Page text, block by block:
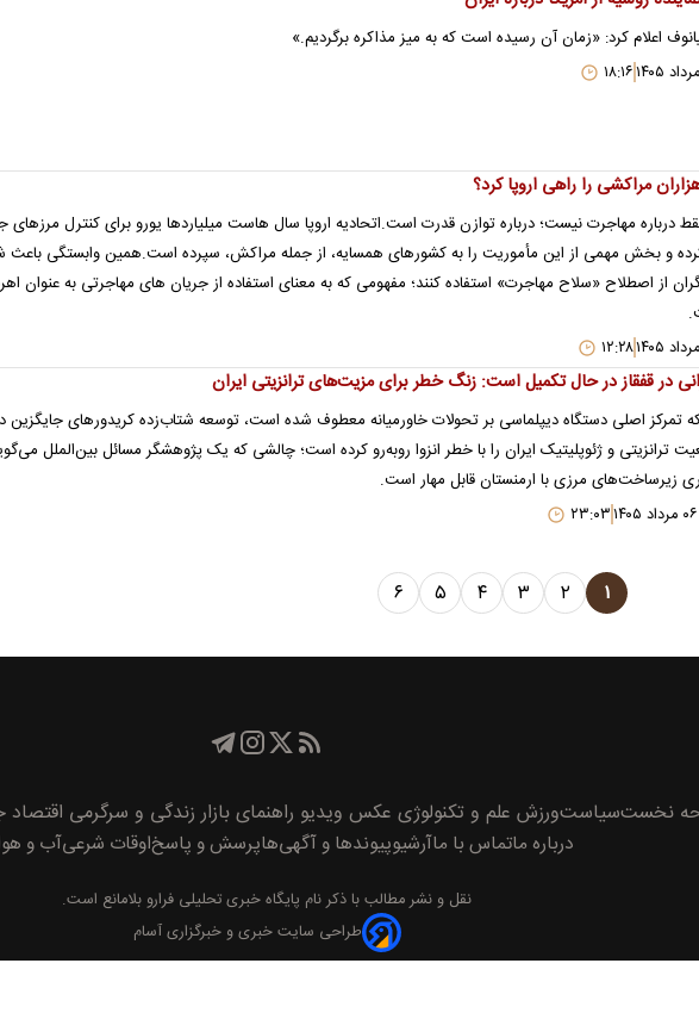
اعلام کرد: «زمان آن رسیده است که به میز مذاکره برگردیم.»
۱۸:۱۶
مراکشی را راهی اروپا کرد؟
درباره مهاجرت نیست؛ درباره توازن قدرت است.اتحادیه اروپا سال هاست میلیاردها یورو برای کنترل مرزهای
و بخش مهمی از این مأموریت را به کشورهای همسایه، از جمله مراکش، سپرده است.همین وابستگی باعث
از اصطلاح «سلاح مهاجرت» استفاده کنند؛ مفهومی که به معنای استفاده از جریان های مهاجرتی به عنوان
۱۲:۲۸
در قفقاز در حال تکمیل است: زنگ خطر برای مزیت‌های ترانزیتی ایران
تمرکز اصلی دستگاه دیپلماسی بر تحولات خاورمیانه معطوف شده است، توسعه شتاب‌زده کریدورهای جایگزین
ترانزیتی و ژئوپلیتیک ایران را با خطر انزوا روبه‌رو کرده است؛ چالشی که یک پژوهشگر مسائل بین‌الملل
زیرساخت‌های مرزی با ارمنستان قابل مهار است.
۲۳:۰۳
۱ ۲ ۳ ۴ ۵ ۶
نخستسیاستورزش علم و تکنولوژی عکس ویدیو راهنمای بازارزندگی و سرگرمی اقتصاد
درباره ماتماس با ماآرشیوپیوند‌ها و آگهی‌هاپرسش و پاسخاوقات شرعیآب و
نقل و نشر مطالب با ذکر نام پايگاه خبری تحليلی فرارو بلامانع است.
طراحی سایت خبری و خبرگزاری آسام